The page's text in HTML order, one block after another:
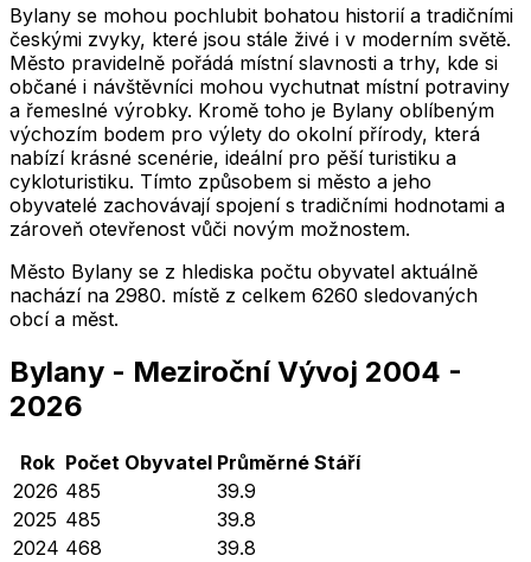
Bylany se mohou pochlubit bohatou historií a tradičními
českými zvyky, které jsou stále živé i v moderním světě.
Město pravidelně pořádá místní slavnosti a trhy, kde si
občané i návštěvníci mohou vychutnat místní potraviny
a řemeslné výrobky. Kromě toho je Bylany oblíbeným
výchozím bodem pro výlety do okolní přírody, která
nabízí krásné scenérie, ideální pro pěší turistiku a
cykloturistiku. Tímto způsobem si město a jeho
obyvatelé zachovávají spojení s tradičními hodnotami a
zároveň otevřenost vůči novým možnostem.
Město Bylany se z hlediska počtu obyvatel aktuálně
nachází na 2980. místě z celkem 6260 sledovaných
obcí a měst.
Bylany - Meziroční Vývoj 2004 -
2026
Rok Počet Obyvatel Průměrné Stáří
2026 485
39.9
2025 485
39.8
2024 468
39.8